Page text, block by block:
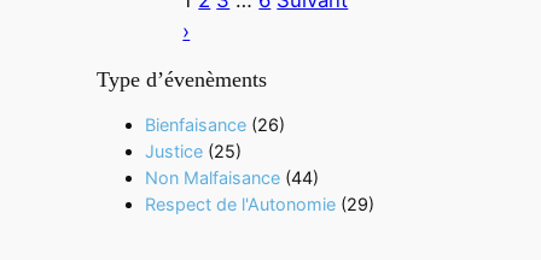
›
Type d’évenèments
Bienfaisance(26)
Justice(25)
Non Malfaisance(44)
Respect de l'Autonomie(29)